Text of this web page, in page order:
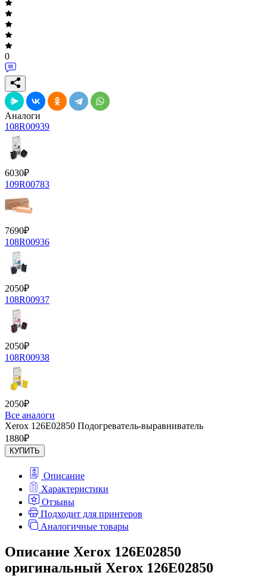
0
Аналоги
108R00939
6030₽
109R00783
7690₽
108R00936
2050₽
108R00937
2050₽
108R00938
2050₽
Все аналоги
Xerox 126E02850 Подогреватель-выравниватель
1880₽
КУПИТЬ
Описание
Характеристики
Отзывы
Подходит для принтеров
Аналогичные товары
Описание Xerox 126E02850
оригинальный Xerox 126E02850